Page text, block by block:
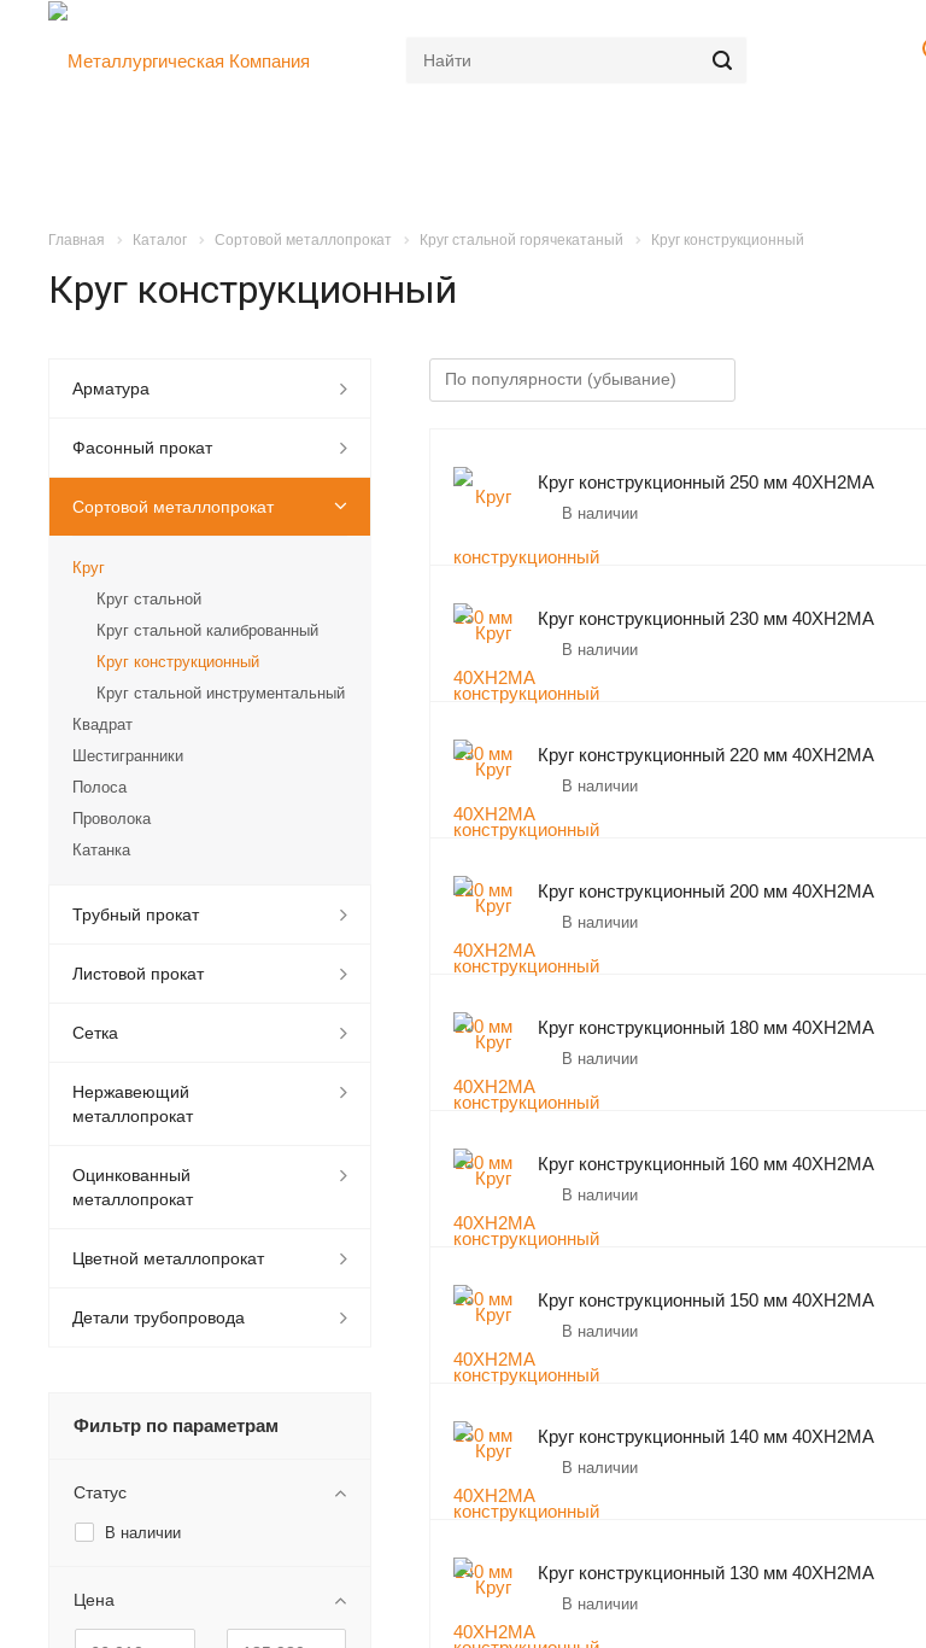
Главная Каталог Сортовой металлопрокат Круг стальной горячекатаный Круг конструкционный
Круг конструкционный
Круг конструкционный 250 мм 40ХН2МА
В наличии
Круг конструкционный 230 мм 40ХН2МА
В наличии
Круг конструкционный 220 мм 40ХН2МА
В наличии
Круг конструкционный 200 мм 40ХН2МА
В наличии
Круг конструкционный 180 мм 40ХН2МА
В наличии
Круг конструкционный 160 мм 40ХН2МА
В наличии
Круг конструкционный 150 мм 40ХН2МА
В наличии
Круг конструкционный 140 мм 40ХН2МА
В наличии
Круг конструкционный 130 мм 40ХН2МА
В наличии
Арматура
Фасонный прокат
Сортовой металлопрокат
Круг
Круг стальной
Круг стальной калиброванный
Круг конструкционный
Круг стальной инструментальный
Квадрат
Шестигранники
Полоса
Проволока
Катанка
Трубный прокат
Листовой прокат
Сетка
Нержавеющий
металлопрокат
Оцинкованный
металлопрокат
Цветной металлопрокат
Детали трубопровода
Фильтр по параметрам
Статус
В наличии
Цена